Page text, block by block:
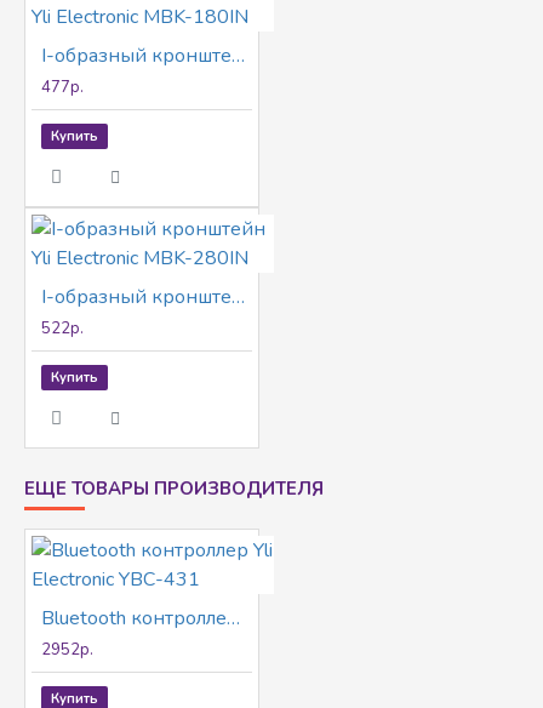
I-oбразный кронштейн Yli Electronic MBK-180IN
477р.
Купить
I-oбразный кронштейн Yli Electronic MBK-280IN
522р.
Купить
ЕЩЕ ТОВАРЫ ПРОИЗВОДИТЕЛЯ
Bluetooth контроллер Yli Electronic YBC-431
2952р.
Купить